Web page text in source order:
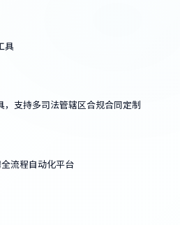
具
，支持多司法管辖区合规合同定制
流程自动化平台